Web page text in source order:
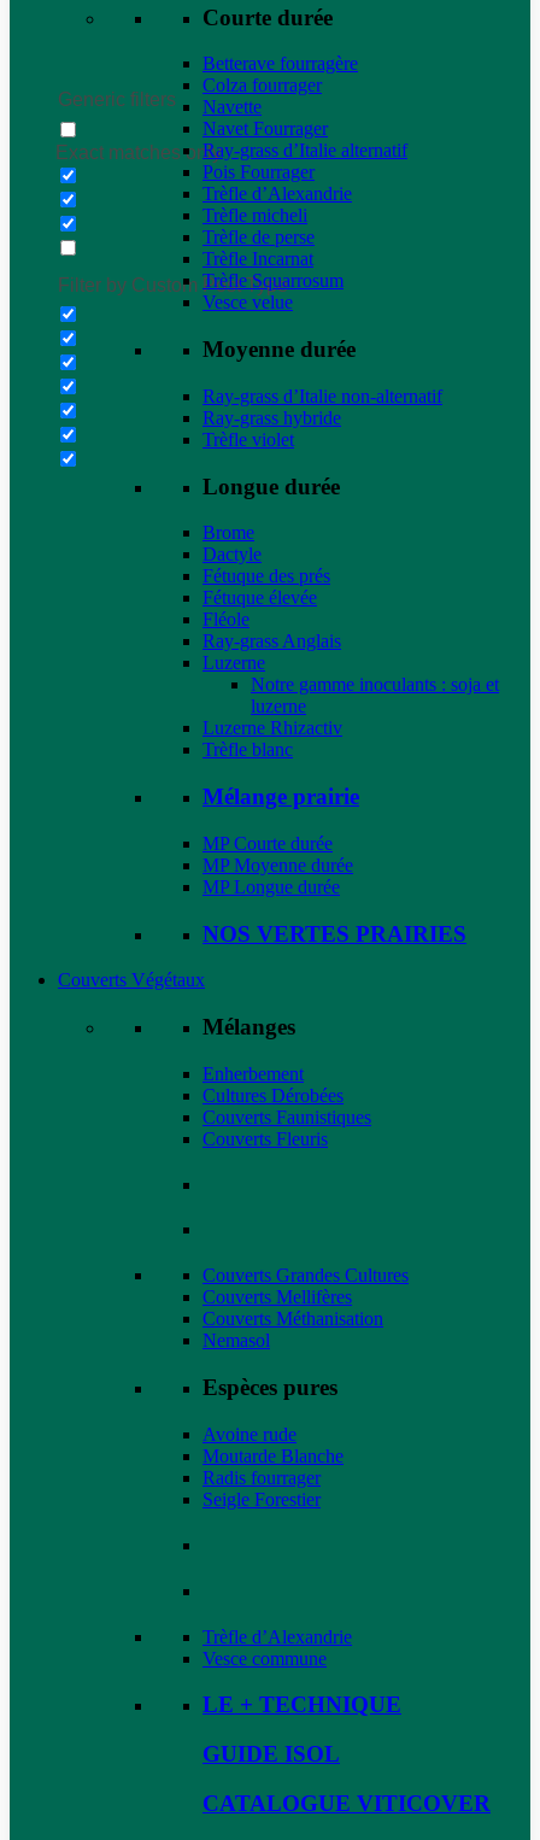
Generic filters
Exact matches only
Filter by Custom Post Type
Courte durée
Betterave fourragère
Colza fourrager
Navette
Navet Fourrager
Ray-grass d’Italie alternatif
Pois Fourrager
Trèfle d’Alexandrie
Trèfle micheli
Trèfle de perse
Trèfle Incarnat
Trèfle Squarrosum
Vesce velue
Moyenne durée
Ray-grass d’Italie non-alternatif
Ray-grass hybride
Trèfle violet
Longue durée
Brome
Dactyle
Fétuque des prés
Fétuque élevée
Fléole
Ray-grass Anglais
Luzerne
Notre gamme inoculants : soja et
luzerne
Luzerne Rhizactiv
Trèfle blanc
Mélange prairie
MP Courte durée
MP Moyenne durée
MP Longue durée
NOS VERTES PRAIRIES
Couverts Végétaux
Mélanges
Enherbement
Cultures Dérobées
Couverts Faunistiques
Couverts Fleuris
Couverts Grandes Cultures
Couverts Mellifères
Couverts Méthanisation
Nemasol
Espèces pures
Avoine rude
Moutarde Blanche
Radis fourrager
Seigle Forestier
Trèfle d’Alexandrie
Vesce commune
LE + TECHNIQUE
GUIDE ISOL
CATALOGUE VITICOVER